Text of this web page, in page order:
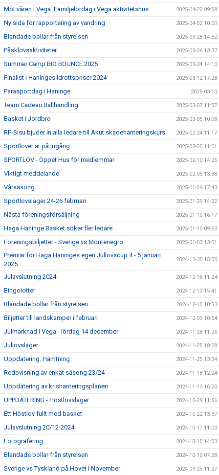
Möt våren i Vega. Familjelördag i Vega aktivitetshus 2025-04-22 09:58
Ny sida för rapportering av vandring 2025-04-02 10:00
Blandade bollar från styrelsen 2025-03-28 14:32
Påsklovsaktiviteter 2025-03-26 13:37
Summer Camp BIG BOUNCE 2025 2025-03-24 14:10
Finalist i Haninges Idrottspriser 2024 2025-03-12 17:28
Parasportdag i Haninge 2025-03-10
Team Cadeau Ballhandling 2025-03-07 11:57
Basket i Jordbro 2025-03-05 10:08
RF-Sisu bjuder in alla ledare till Akut skadehanteringskurs 2025-02-24 11:17
Sportlovet är på ingång 2025-02-20 11:01
SPORTLOV - Öppet Hus för medlemmar 2025-02-10 14:25
Viktigt meddelande 2025-02-05 13:33
Vårsäsong 2025-01-29 17:43
Sportlovsläger 24-26 februari 2025-01-29 14:22
Nästa föreningsförsäljning 2025-01-10 16:17
Haga Haninge Basket söker fler ledare 2025-01-10 09:53
Föreningsbiljetter - Sverige vs Montenegro 2025-01-03 13:01
Premiär för Haga Haninges egen Jullovscup 4 - 5 januari
2025
2024-12-30 15:05
Julavslutning 2024 2024-12-16 11:24
Bingolotter 2024-12-13 15:41
Blandade bollar från styrelsen 2024-12-10 10:33
Biljetter till landskamper i februari 2024-12-03 10:54
Julmarknad i Vega - lördag 14 december 2024-11-28 11:26
Jullovsläger 2024-11-25 18:28
Uppdatering: Hämtning 2024-11-25 13:34
Redovisning av enkät säsong 23/24 2024-11-18 12:24
Uppdatering av krishanteringsplanen 2024-11-13 16:20
UPPDATERING - Höstlovsläger 2024-10-29 11:56
Ett Höstlov fullt med basket 2024-10-22 13:37
Julavslutning 20/12-2024 2024-10-17 11:03
Fotografering 2024-10-10 14:03
Blandade bollar från styrelsen 2024-10-10 07:28
Sverige vs Tyskland på Hovet i November 2024-09-25 11:27